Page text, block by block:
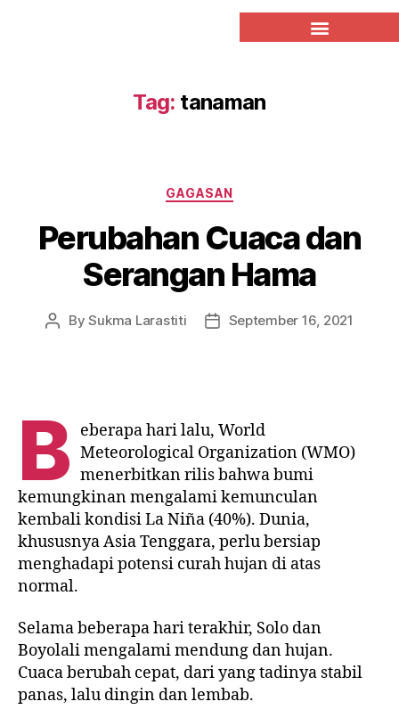
Tag: tanaman
GAGASAN
Perubahan Cuaca dan
Serangan Hama
BySukma Larastiti September 16, 2021
B eberapa hari lalu, World
Meteorological Organization (WMO)
menerbitkan rilis bahwa bumi
kemungkinan mengalami kemunculan
kembali kondisi La Niña (40%). Dunia,
khususnya Asia Tenggara, perlu bersiap
menghadapi potensi curah hujan di atas
normal.
Selama beberapa hari terakhir, Solo dan
Boyolali mengalami mendung dan hujan.
Cuaca berubah cepat, dari yang tadinya stabil
panas, lalu dingin dan lembab.